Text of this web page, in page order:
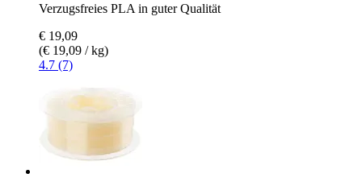
Verzugsfreies PLA in guter Qualität
€ 19,09
(€ 19,09 / kg)
4.7 (7)